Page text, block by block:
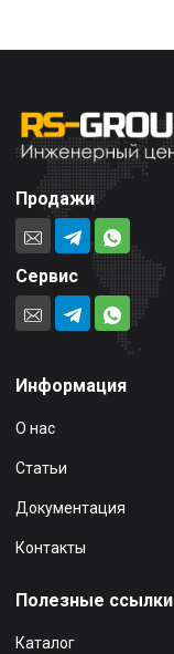
Продажи
Сервис
Информация
О нас
Статьи
Документация
Контакты
Полезные ссылки
Каталог